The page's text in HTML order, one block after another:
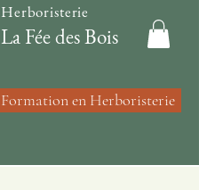
Herboristerie
La Fée des Bois
Formation en Herboristerie